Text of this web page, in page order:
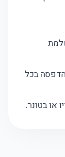
בכל
או בטונר.